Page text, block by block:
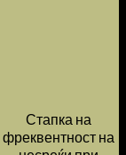
Стапка на
фреквентност на